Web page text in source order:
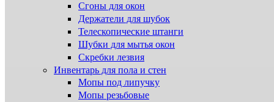
Сгоны для окон
Держатели для шубок
Телескопические штанги
Шубки для мытья окон
Скребки лезвия
Инвентарь для пола и стен
Мопы под липучку
Мопы резьбовые